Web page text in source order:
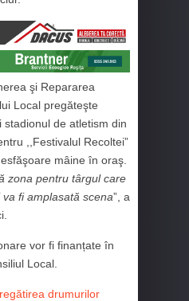
şi Repararea
Local pregăteşte
de atletism din
,,Festivalul Recoltei”
mâine în oraş.
zona pentru târgul care
fi amplasată scena”, a
vor fi finanțate în
Local.
drumurilor